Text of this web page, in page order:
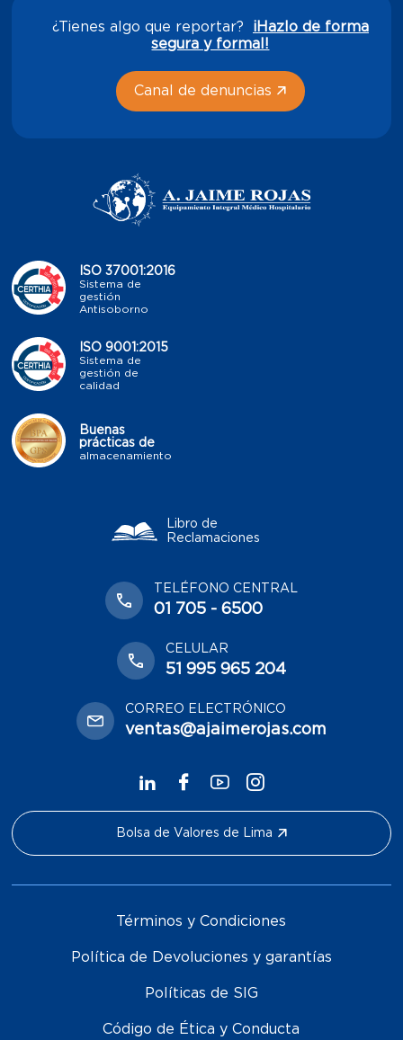
¿Tienes algo que reportar? ¡Hazlo de forma
segura y formal!
Canal de denuncias
ISO 37001:2016
Sistema de
gestión
Antisoborno
ISO 9001:2015
Sistema de
gestión de
calidad
Buenas
prácticas de
almacenamiento
Libro de
Reclamaciones
TELÉFONO CENTRAL
01 705 - 6500
CELULAR
51 995 965 204
CORREO ELECTRÓNICO
ventas@ajaimerojas.com
Bolsa de Valores de Lima
Términos y Condiciones
Política de Devoluciones y garantías
Políticas de SIG
Código de Ética y Conducta